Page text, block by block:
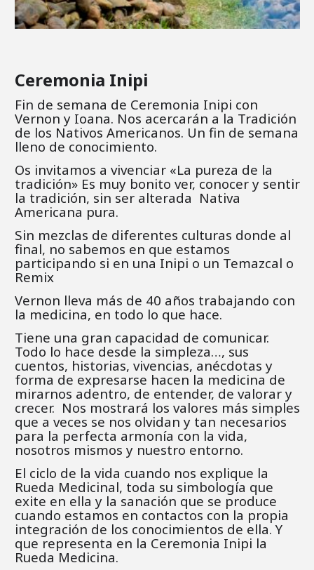
Ceremonia Inipi
Fin de semana de Ceremonia Inipi con
Vernon y Ioana. Nos acercarán a la Tradición
de los Nativos Americanos. Un fin de semana
lleno de conocimiento.
Os invitamos a vivenciar «La pureza de la
tradición» Es muy bonito ver, conocer y sentir
la tradición, sin ser alterada Nativa
Americana pura.
Sin mezclas de diferentes culturas donde al
final, no sabemos en que estamos
participando si en una Inipi o un Temazcal o
Remix
Vernon lleva más de 40 años trabajando con
la medicina, en todo lo que hace.
Tiene una gran capacidad de comunicar.
Todo lo hace desde la simpleza…, sus
cuentos, historias, vivencias, anécdotas y
forma de expresarse hacen la medicina de
mirarnos adentro, de entender, de valorar y
crecer. Nos mostrará los valores más simples
que a veces se nos olvidan y tan necesarios
para la perfecta armonía con la vida,
nosotros mismos y nuestro entorno.
El ciclo de la vida cuando nos explique la
Rueda Medicinal, toda su simbología que
exite en ella y la sanación que se produce
cuando estamos en contactos con la propia
integración de los conocimientos de ella. Y
que representa en la Ceremonia Inipi la
Rueda Medicina.